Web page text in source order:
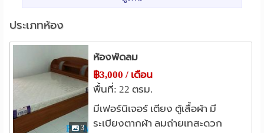
วิทยาลัยเทคโนโลยีพณิชยการสยาม ในพระอุปถัมภ์ฯ
2.2 กม.
สถาบันดนตรีกัลยาณิวัฒนา
ม.จุฬาลงกรณราชวิทยาลัย
ม.เทคโนโลยีราชมงคลพระนคร 2.8 กม.
รร.มัธยมวัดดุสิตาราม 2.8 กม.
ประเภทห้อง
3
ห้องพัดลม
฿3,000 / เดือน
พื้นที่: 22 ตรม.
มีเฟอร์นิเจอร์ เตียง ตู้เสื้อผ้า มี
ระเบียงตากผ้า ลมถ่ายเทสะดวก